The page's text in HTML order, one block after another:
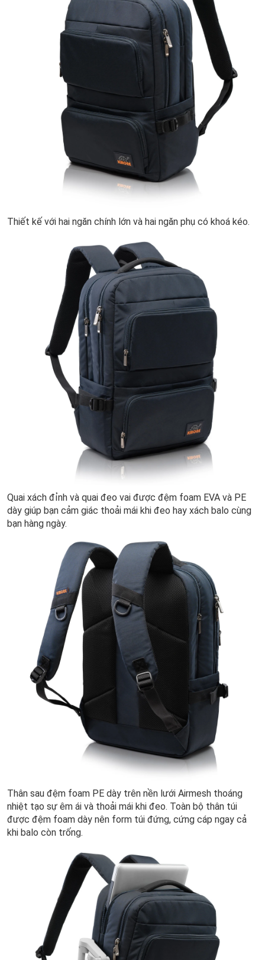
Thiết kế với hai ngăn chính lớn và hai ngăn phụ có khoá kéo.
Quai xách đỉnh và quai đeo vai được đệm foam EVA và PE
dày giúp bạn cảm giác thoải mái khi đeo hay xách balo cùng
bạn hàng ngày.
Thân sau đệm foam PE dày trên nền lưới Airmesh thoáng
nhiệt tạo sự êm ái và thoải mái khi đeo. Toàn bộ thân túi
được đệm foam dày nên form túi đứng, cứng cáp ngay cả
khi balo còn trống.